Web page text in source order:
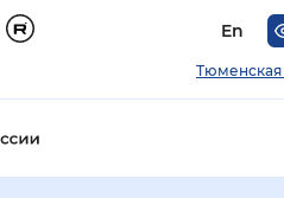
En
Тюменская